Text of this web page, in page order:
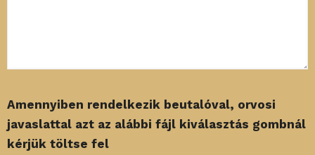
Amennyiben rendelkezik beutalóval, orvosi
javaslattal azt az alábbi fájl kiválasztás gombnál
kérjük töltse fel